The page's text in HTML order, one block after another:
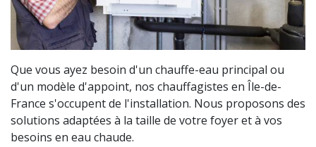
Que vous ayez besoin d'un chauffe-eau principal ou
d'un modèle d'appoint, nos chauffagistes en Île-de-
France s'occupent de l'installation. Nous proposons des
solutions adaptées à la taille de votre foyer et à vos
besoins en eau chaude.